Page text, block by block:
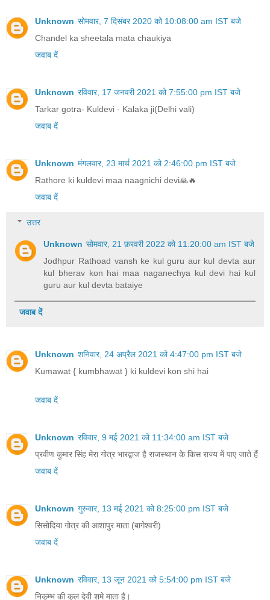
Unknown सोमवार, 7 दिसंबर 2020 को 10:08:00 am IST बजे
Chandel ka sheetala mata chaukiya
जवाब दें
Unknown रविवार, 17 जनवरी 2021 को 7:55:00 pm IST बजे
Tarkar gotra- Kuldevi - Kalaka ji(Delhi vali)
जवाब दें
Unknown मंगलवार, 23 मार्च 2021 को 2:46:00 pm IST बजे
Rathore ki kuldevi maa naagnichi devi🙏🔥
जवाब दें
उत्तर
Unknown सोमवार, 21 फ़रवरी 2022 को 11:20:00 am IST बजे
Jodhpur Rathoad vansh ke kul guru aur kul devta aur
kul bherav kon hai maa naganechya kul devi hai kul
guru aur kul devta bataiye
जवाब दें
Unknown शनिवार, 24 अप्रैल 2021 को 4:47:00 pm IST बजे
Kumawat { kumbhawat } ki kuldevi kon shi hai
जवाब दें
Unknown रविवार, 9 मई 2021 को 11:34:00 am IST बजे
प्रवीण कुमार सिंह मेरा गोत्र भारद्वाज है राजस्थान के किस राज्य में पाए जाते हैं
जवाब दें
Unknown गुरुवार, 13 मई 2021 को 8:25:00 pm IST बजे
सिसोदिया गोत्र की आशापुर माता (बागेश्वरी)
जवाब दें
Unknown रविवार, 13 जून 2021 को 5:54:00 pm IST बजे
निकुम्भ की कुल देवी शमे माता है।